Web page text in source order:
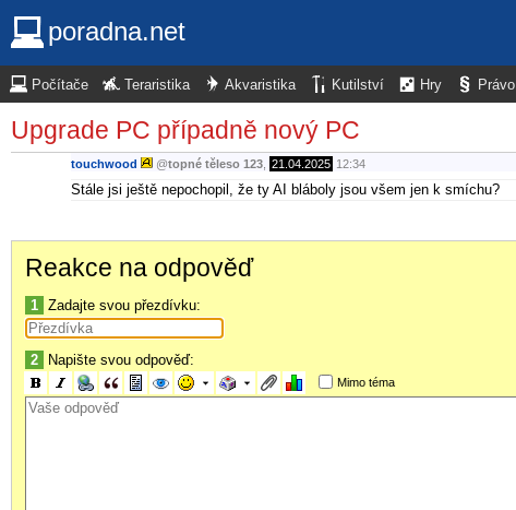
poradna.net
Počítače Teraristika Akvaristika Kutilství Hry Právo
Upgrade PC případně nový PC
touchwood @topné těleso 123 21.04.2025 12:34
Stále jsi ještě nepochopil, že ty AI bláboly jsou všem jen k smíchu?
Reakce na odpověď
1 Zadajte svou přezdívku:
2 Napište svou odpověď:
Mimo téma